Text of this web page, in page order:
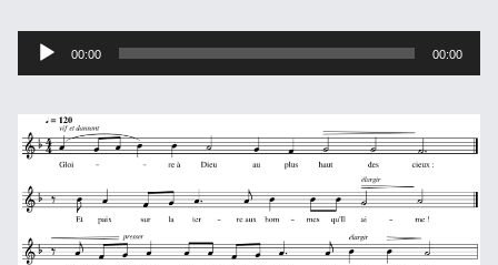
Lecteur
audio
00:00 00:00